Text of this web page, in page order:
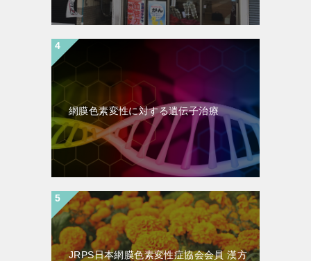
網膜色素変性に対する遺伝子治療
JRPS日本網膜色素変性症協会会員 漢方